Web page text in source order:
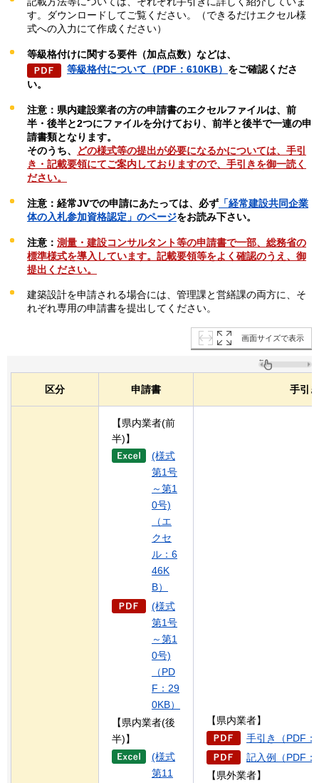
す。ダウンロードしてご覧ください。（できるだけエクセル様
式への入力にて作成ください）
等級格付けに関する要件（加点点数）などは、
等級格付について（PDF：610KB） をご確認くださ
い。
注意：県内建設業者の方の申請書のエクセルファイルは、前
半・後半と2つにファイルを分けており、前半と後半で一連の申
請書類となります。
そのうち、
どの様式等の提出が必要になるかについては、手引
き・記載要領にてご案内しておりますので、手引きを御一読く
ださい。
注意：経常JVでの申請にあたっては、必ず 「経常建設共同企業
体の入札参加資格認定」のページをお読み下さい。
注意： 測量・建設コンサルタント等の申請書で一部、総務省の
標準様式を導入しています。記載要領等をよく確認のうえ、御
提出ください。
建築設計を申請される場合には、管理課と営繕課の両方に、そ
れぞれ専用の申請書を提出してください。
画面サイズで表示
区分 申請書 手引
【県内業者(前
半)】
(様式
第1号
～第1
0号)
（エ
クセ
ル：6
46K
B）
(様式
第1号
～第1
0号)
（PD
F：29
0KB）
【県内業者(後
半)】
(様式
第11
【県内業者】
手引き（PDF：
記入例（PDF：
【県外業者】